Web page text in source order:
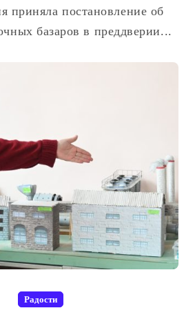
приняла постановление об
базаров в преддверии...
Радости